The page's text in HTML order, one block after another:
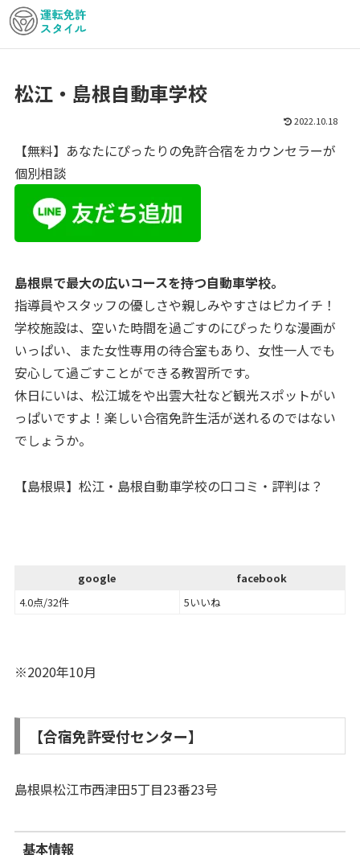
松江・島根自動車学校
2022.10.18
【無料】あなたにぴったりの免許合宿をカウンセラーが
個別相談
島根県で最大の広いコースを持つ自動車学校。
指導員やスタッフの優しさや親しみやすさはピカイチ！
学校施設は、空いた時間を過ごすのにぴったりな漫画が
いっぱい、また女性専用の待合室もあり、女性一人でも
安心して過ごすことができる教習所です。
休日にいは、松江城をや出雲大社など観光スポットがい
っぱいですよ！楽しい合宿免許生活が送れるのではない
でしょうか。
【島根県】松江・島根自動車学校の口コミ・評判は？
google
facebook
4.0点/32件
5いいね
※2020年10月
【合宿免許受付センター】
島根県松江市西津田5丁目23番23号
基本情報